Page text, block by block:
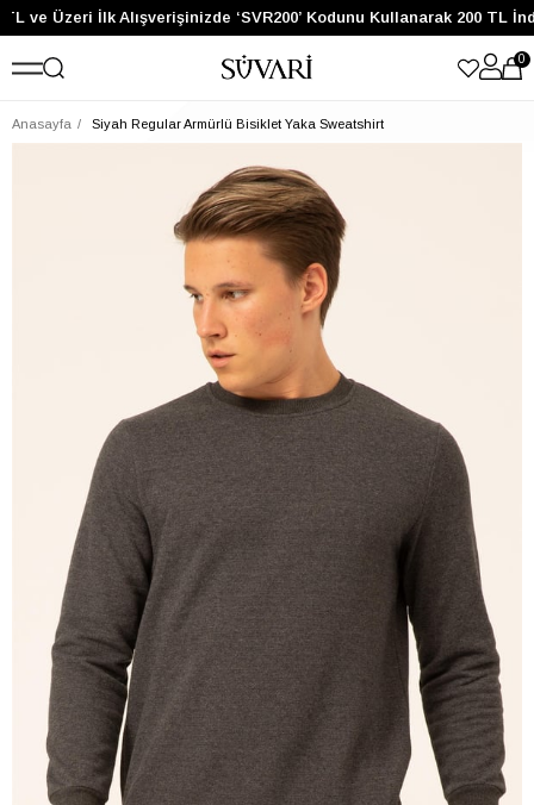
ve Üzeri İlk Alışverişinizde ‘SVR200’ Kodunu Kullanarak 200 TL
0
Anasayfa Siyah Regular Armürlü Bisiklet Yaka Sweatshirt